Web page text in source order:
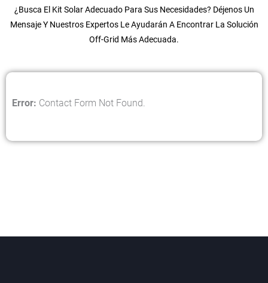
¿Busca El Kit Solar Adecuado Para Sus Necesidades? Déjenos Un
Mensaje Y Nuestros Expertos Le Ayudarán A Encontrar La Solución
Off-Grid Más Adecuada.
Error: Contact Form Not Found.